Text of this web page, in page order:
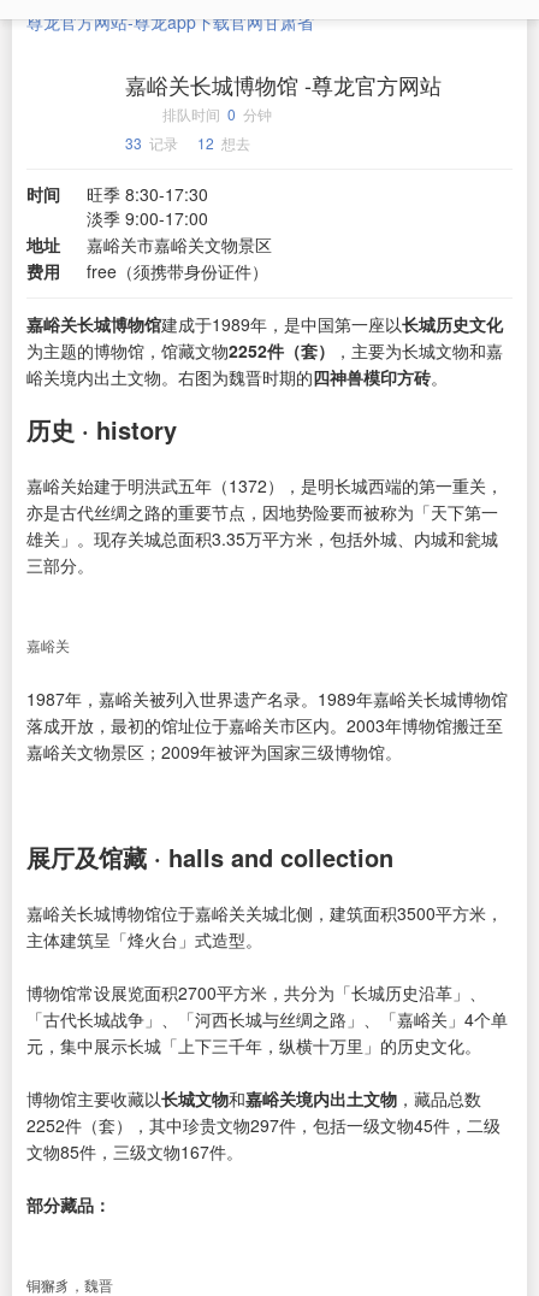
尊龙官方网站-尊龙app下载官网甘肃省
嘉峪关长城博物馆 -尊龙官方网站
排队时间 0 分钟
33 记录 12 想去
时间
旺季 8:30-17:30
淡季 9:00-17:00
地址
嘉峪关市嘉峪关文物景区
费用
free（须携带身份证件）
嘉峪关长城博物馆建成于1989年，是中国第一座以长城历史文化
为主题的博物馆，馆藏文物2252件（套）
，主要为长城文物和嘉
峪关境内出土文物。右图为魏晋时期的四神兽模印方砖。
历史 · history
嘉峪关始建于明洪武五年（1372），是明长城西端的第一重关，
亦是古代丝绸之路的重要节点，因地势险要而被称为「天下第一
雄关」。现存关城总面积3.35万平方米，包括外城、内城和瓮城
三部分。
嘉峪关
1987年，嘉峪关被列入世界遗产名录。1989年嘉峪关长城博物馆
落成开放，最初的馆址位于嘉峪关市区内。2003年博物馆搬迁至
嘉峪关文物景区；2009年被评为国家三级博物馆。
展厅及馆藏 · halls and collection
嘉峪关长城博物馆位于嘉峪关关城北侧，建筑面积3500平方米，
主体建筑呈「烽火台」式造型。
博物馆常设展览面积2700平方米，共分为「长城历史沿革」、
「古代长城战争」、「河西长城与丝绸之路」、「嘉峪关」4个单
元，集中展示长城「上下三千年，纵横十万里」的历史文化。
博物馆主要收藏以长城文物和嘉峪关境内出土文物 ，藏品总数
2252件（套），其中珍贵文物297件，包括一级文物45件，二级
文物85件，三级文物167件。
部分藏品：
铜獬豸，魏晋